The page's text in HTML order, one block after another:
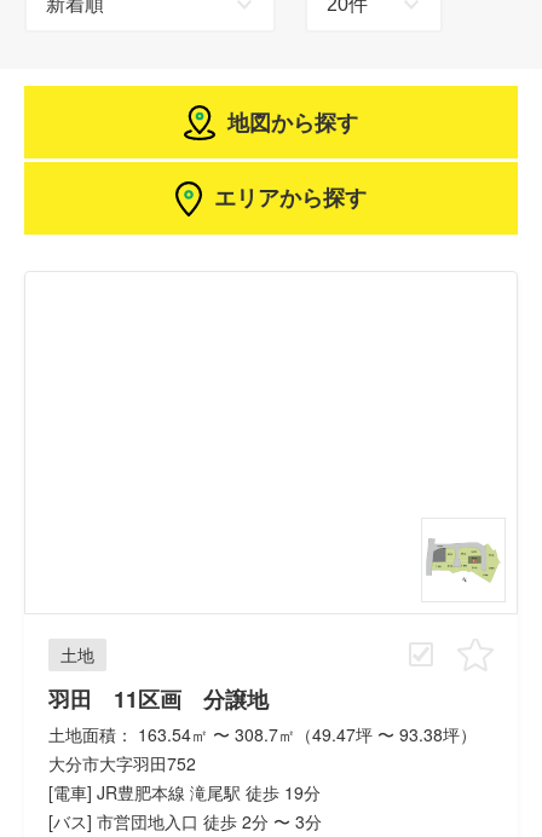
地図から探す
エリアから探す
土地
羽田 11区画 分譲地
土地面積： 163.54㎡ 〜 308.7㎡（49.47坪 〜 93.38坪）
大分市大字羽田752
[電車] JR豊肥本線 滝尾駅 徒歩 19分
[バス] 市営団地入口 徒歩 2分 〜 3分